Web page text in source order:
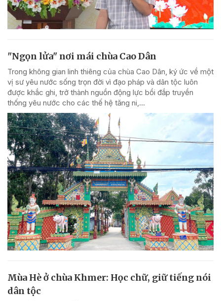
"Ngọn lửa" nơi mái chùa Cao Dân
Trong không gian linh thiêng của chùa Cao Dân, ký ức về một
vị sư yêu nước sống trọn đời vì đạo pháp và dân tộc luôn
được khắc ghi, trở thành nguồn động lực bồi đắp truyền
thống yêu nước cho các thế hệ tăng ni,...
Mùa Hè ở chùa Khmer: Học chữ, giữ tiếng nói
dân tộc